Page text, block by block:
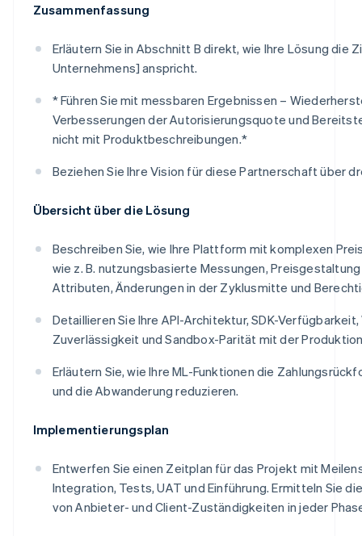
Zusammenfassung
Erläutern Sie in Abschnitt B direkt, wie Ihre Lösung die
Unternehmens] anspricht.
* Führen Sie mit messbaren Ergebnissen –
Verbesserungen der Autorisierungsquote und
nicht mit Produktbeschreibungen.*
Beziehen Sie Ihre Vision für diese Partnerschaft über
Übersicht über die Lösung
Beschreiben Sie, wie Ihre Plattform mit komplexen
wie z. B. nutzungsbasierte Messungen,
Attributen, Änderungen in der Zyklusmitte und
Detaillieren Sie Ihre API-Architektur, SDK-
Zuverlässigkeit und Sandbox-Parität mit der
Erläutern Sie, wie Ihre ML-Funktionen die
und die Abwanderung reduzieren.
Implementierungsplan
Entwerfen Sie einen Zeitplan für das Projekt mit
Integration, Tests, UAT und Einführung. Ermitteln Sie
von Anbieter- und Client-Zuständigkeiten in jeder